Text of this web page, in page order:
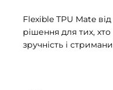
Flexible TPU Mate
рішення для тих,
зручність і